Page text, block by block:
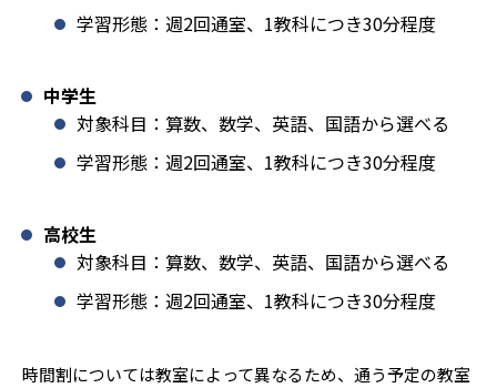
学習形態：週2回通室、1教科につき30分程度
中学生
対象科目：算数、数学、英語、国語から選べる
学習形態：週2回通室、1教科につき30分程度
高校生
対象科目：算数、数学、英語、国語から選べる
学習形態：週2回通室、1教科につき30分程度
時間割については教室によって異なるため、通う予定の教室